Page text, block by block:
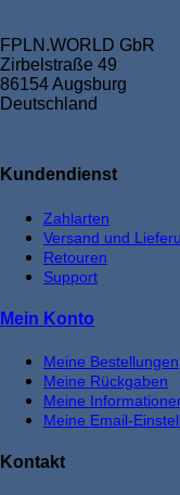
FPLN.WORLD GbR
Zirbelstraße 49
86154 Augsburg
Deutschland
Kundendienst
Zahlarten
Versand und
Retouren
Support
Mein Konto
Meine Bestellungen
Meine Rückgaben
Meine
Meine Email-
Kontakt